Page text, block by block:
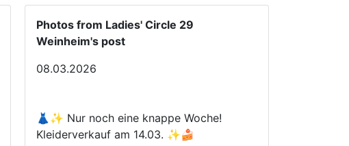
Photos from Ladies' Circle 29
Weinheim's post
08.03.2026
👗✨ Nur noch eine knappe Woche!
Kleiderverkauf am 14.03. ✨🍰